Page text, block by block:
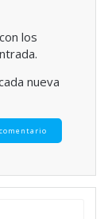
los
nueva